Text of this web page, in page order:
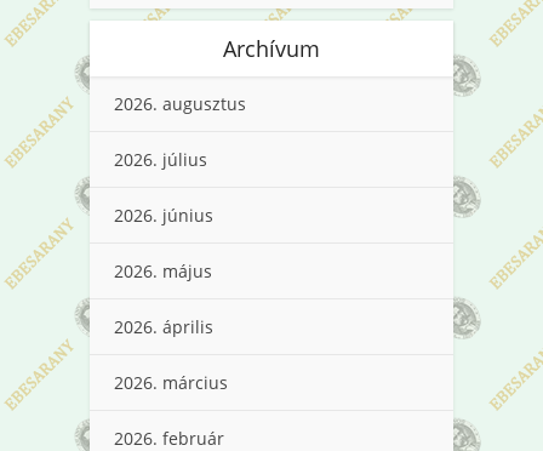
Archívum
2026. augusztus
2026. július
2026. június
2026. május
2026. április
2026. március
2026. február